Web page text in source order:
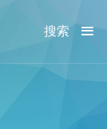
≡
搜索